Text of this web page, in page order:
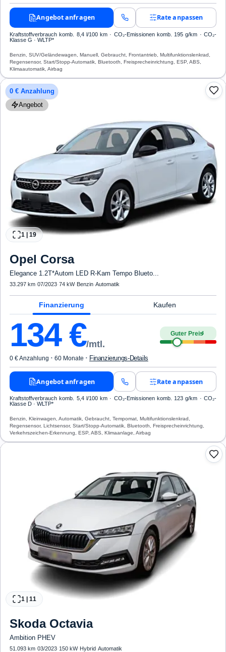
Angebot anfragen Rate anpassen
Kraftstoffverbrauch komb. 8,4 l/100 km · CO₂-Emissionen komb. 195 g/km · CO₂-
Klasse G · WLTP*
Benzin, SUV/Geländewagen, Manuell, Gebraucht, Frontantrieb, Multifunktionslenkrad,
Regensensor, Start/Stopp-Automatik, Bluetooth, Freisprecheinrichtung, ESP, ABS,
Klimaautomatik, Airbag
0 € Anzahlung
Angebot
1 19
Opel Corsa
Elegance 1.2T*Autom LED R-Kam Tempo Blueto...
33.297 km·07/2023·74 kW· Benzin·Automatik
Finanzierung Kaufen
134€/mtl.
Guter Preis4
0 € Anzahlung · 60 Monate · Finanzierungs-Details
Angebot anfragen Rate anpassen
Kraftstoffverbrauch komb. 5,4 l/100 km · CO₂-Emissionen komb. 123 g/km · CO₂-
Klasse D · WLTP*
Benzin, Kleinwagen, Automatik, Gebraucht, Tempomat, Multifunktionslenkrad,
Regensensor, Lichtsensor, Start/Stopp-Automatik, Bluetooth, Freisprecheinrichtung,
Verkehrszeichen-Erkennung, ESP, ABS, Klimaanlage, Airbag
1 | 11
Skoda Octavia
Ambition PHEV
51.093 km·03/2023· 150 kW· Hybrid·Automatik